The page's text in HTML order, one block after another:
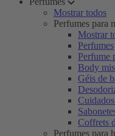
Mostrar todos
Perfumes para
Mostrar
Perfumes
Perfume
Body
Géis de
Coffrets
Perfumes para